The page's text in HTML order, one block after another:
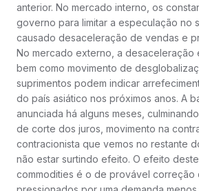
anterior. No mercado interno, os
governo para limitar a especulação no
causado desaceleração de vendas e
No mercado externo, a desaceleração
bem como movimento de
suprimentos podem indicar
do país asiático nos próximos anos. A
anunciada há alguns meses,
de corte dos juros, movimento na
contracionista que vemos no restante
não estar surtindo efeito. O efeito
commodities é o de provável correção